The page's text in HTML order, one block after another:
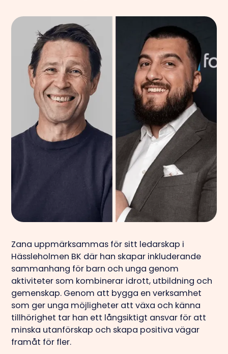
Zana uppmärksammas för sitt ledarskap i
Hässleholmen BK där han skapar inkluderande
sammanhang för barn och unga genom
aktiviteter som kombinerar idrott, utbildning och
gemenskap. Genom att bygga en verksamhet
som ger unga möjligheter att växa och känna
tillhörighet tar han ett långsiktigt ansvar för att
minska utanförskap och skapa positiva vägar
framåt för fler.